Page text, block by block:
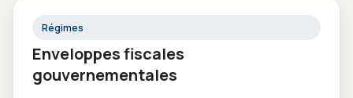
Régimes
Enveloppes fiscales
gouvernementales